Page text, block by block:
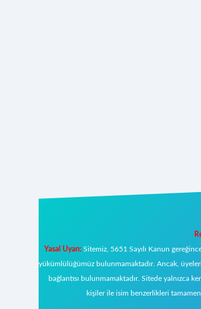
Yasal Uyarı:Sitemiz, 5651 Sayılı Kanun
yükümlülüğümüz bulunmamaktadır. Ancak,
bağlantısı bulunmamaktadır. Sitede yalnızca
kişiler ile isim benzerlikleri